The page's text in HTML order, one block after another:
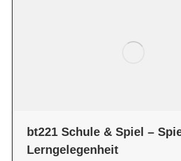
bt221 Schule & Spiel –
Lerngelegenheit